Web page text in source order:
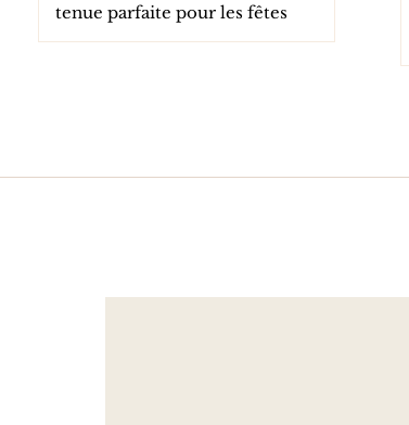
tenue parfaite pour les fêtes